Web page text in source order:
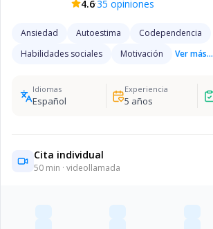
4.6·35 opiniones
Ansiedad Autoestima
Codependencia
Habilidades sociales
Motivación Ver más...
Idiomas
Español
Experiencia
5 años
Cita individual
50 min · videollamada